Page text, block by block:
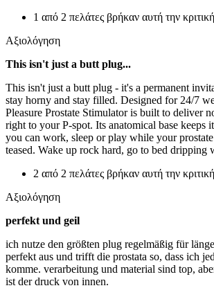
1 από 2 πελάτες βρήκαν αυτή την
Αξιολόγηση
This isn't just a butt plug...
This isn't just a butt plug - it's a permanent
stay horny and stay filled. Designed for 24/7
Pleasure Prostate Stimulator is built to deliver
right to your P-spot. Its anatomical base keeps
you can work, sleep or play while your
teased. Wake up rock hard, go to bed dripping
2 από 2 πελάτες βρήκαν αυτή την
Αξιολόγηση
perfekt und geil
ich nutze den größten plug regelmäßig für
perfekt aus und trifft die prostata so, dass ich
komme. verarbeitung und material sind top,
ist der druck von innen.